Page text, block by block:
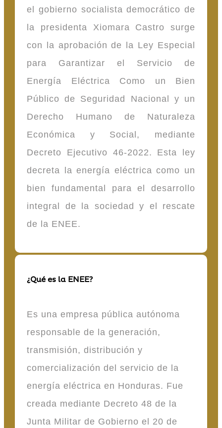
el gobierno socialista democrático de
la presidenta Xiomara Castro surge
con la aprobación de la Ley Especial
para Garantizar el Servicio de
Energía Eléctrica Como un Bien
Público de Seguridad Nacional y un
Derecho Humano de Naturaleza
Económica y Social, mediante
Decreto Ejecutivo 46-2022. Esta ley
decreta la energía eléctrica como un
bien fundamental para el desarrollo
integral de la sociedad y el rescate
de la ENEE.
¿Qué es la ENEE?
Es una empresa pública autónoma
responsable de la generación,
transmisión, distribución y
comercialización del servicio de la
energía eléctrica en Honduras. Fue
creada mediante Decreto 48 de la
Junta Militar de Gobierno el 20 de